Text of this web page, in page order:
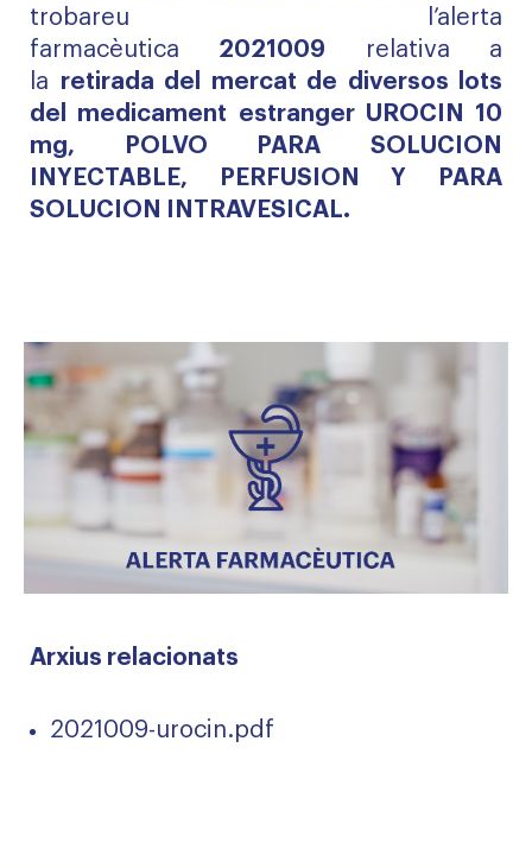
Arxius relacionats
2021009-urocin.pdf
trobareu l’alerta
farmacèutica 2021009
relativa a
la retirada del mercat de diversos lots
del medicament estranger UROCIN 10
mg, POLVO PARA SOLUCION
INYECTABLE, PERFUSION Y PARA
SOLUCION INTRAVESICAL.